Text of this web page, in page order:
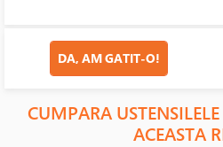
DA, AM GATIT-O!
CUMPARA
ACEASTA